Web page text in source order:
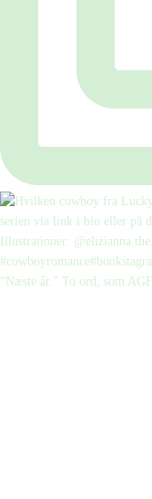
“Næste år.” To ord, som